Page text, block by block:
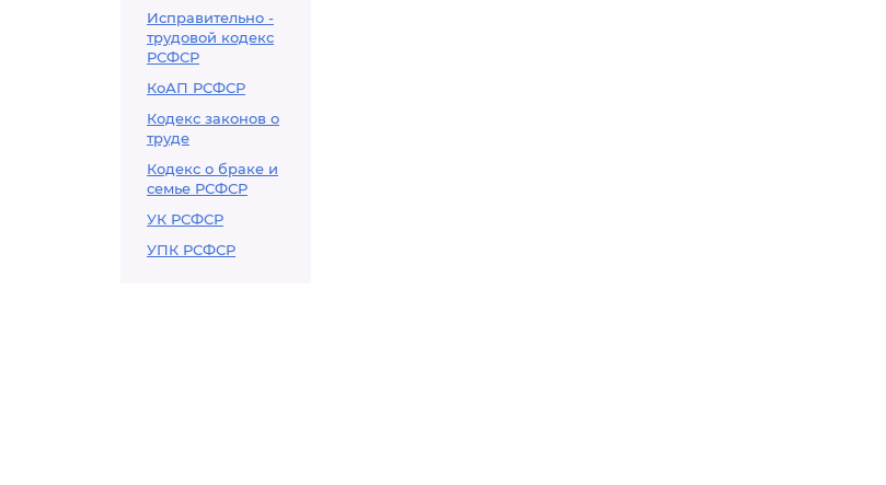
Исправительно -
трудовой кодекс
РСФСР
КоАП РСФСР
Кодекс законов о
труде
Кодекс о браке и
семье РСФСР
УК РСФСР
УПК РСФСР